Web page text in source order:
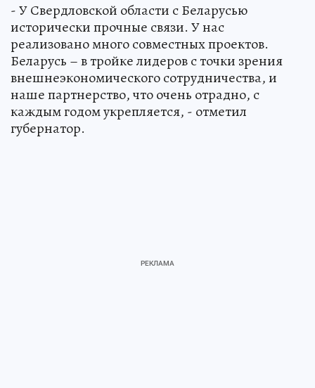
- У Свердловской области с Беларусью
исторически прочные связи. У нас
реализовано много совместных проектов.
Беларусь – в тройке лидеров с точки зрения
внешнеэкономического сотрудничества, и
наше партнерство, что очень отрадно, с
каждым годом укрепляется, - отметил
губернатор.